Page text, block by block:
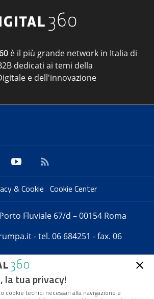
è il più grande network in Italia di
dedicati ai temi della
e dell'innovazione
& Cookie Cookie Center
Fluviale 67/d – 00154 Roma
- tel. 06 684251 - fax. 06
pubblicazione telematica iscritta
stampa del Tribunale di Roma -
la tua privacy!
cookie tecnici necessari alla navigazione e